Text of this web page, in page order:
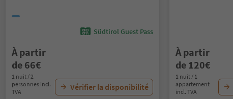
Südtirol Guest Pass
À partir
de 66€
1 nuit / 2
personnes incl.
TVA
Vérifier la disponibilité
À partir
de 120€
1 nuit / 1
appartement
incl. TVA